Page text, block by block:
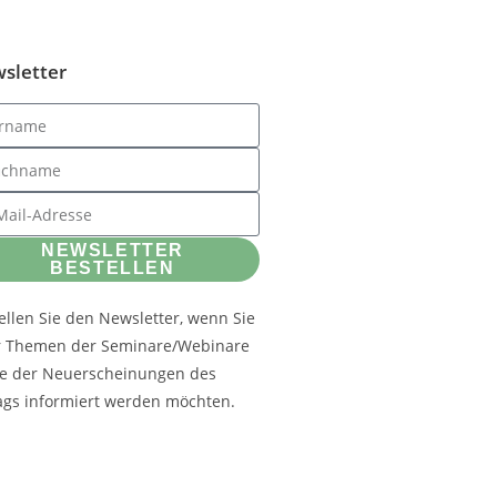
NEWSLETTER
BESTELLEN
Sie den Newsletter, wenn Sie
Themen der Seminare/Webinare
der Neuerscheinungen des
informiert werden möchten.